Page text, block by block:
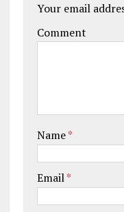
Your email
Comment
Name*
Email*